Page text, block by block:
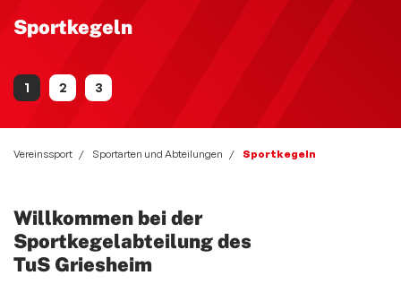
Sportkegeln
Vereinssport Sportarten und Abteilungen Sportkegeln
Willkommen bei der
Sportkegelabteilung des
TuS Griesheim
Rehasport
Deutsches Sportabzeichen
eSport Gruppe